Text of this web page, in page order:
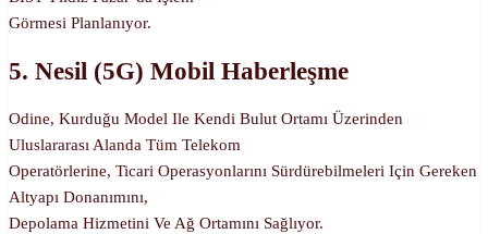
Görmesi Planlanıyor.
5. Nesil (5G) Mobil Haberleşme
Odine, Kurduğu Model Ile Kendi Bulut Ortamı Üzerinden
Uluslararası Alanda Tüm Telekom
Operatörlerine, Ticari Operasyonlarını Sürdürebilmeleri Için Gereken
Altyapı Donanımını,
Depolama Hizmetini Ve Ağ Ortamını Sağlıyor.